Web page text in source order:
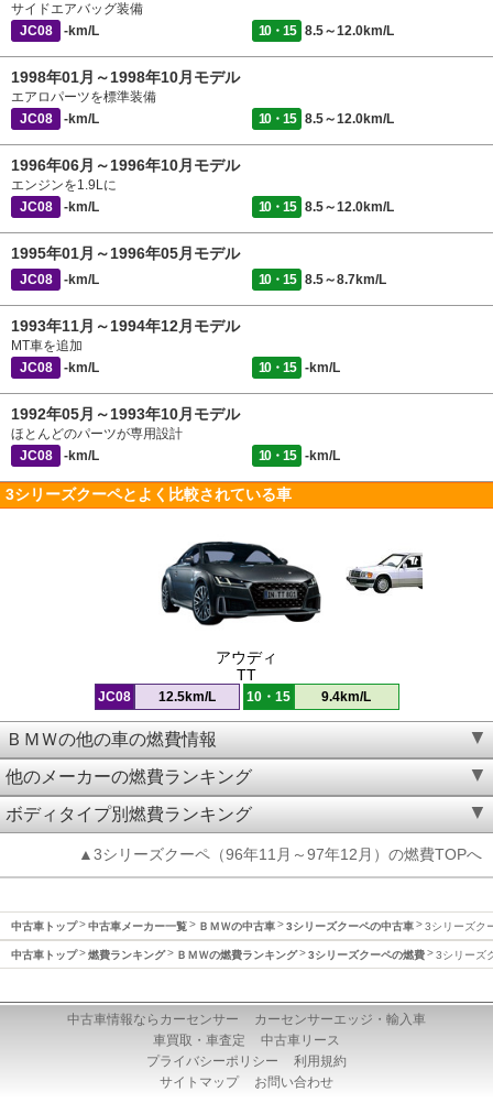
サイドエアバッグ装備
JC08
-km/L 10・15 8.5～12.0km/L
1998年01月～1998年10月モデル
エアロパーツを標準装備
JC08
-km/L 10・15 8.5～12.0km/L
1996年06月～1996年10月モデル
エンジンを1.9Lに
JC08
-km/L 10・15 8.5～12.0km/L
1995年01月～1996年05月モデル
JC08 -km/L 10・15 8.5～8.7km/L
1993年11月～1994年12月モデル
MT車を追加
JC08
-km/L 10・15 -km/L
1992年05月～1993年10月モデル
ほとんどのパーツが専用設計
JC08
-km/L 10・15 -km/L
3シリーズクーペとよく比較されている車
アウディ
TT
JC08 12.5km/L 10・15 9.4km/L
ＢＭＷの他の車の燃費情報
他のメーカーの燃費ランキング
ボディタイプ別燃費ランキング
▲3シリーズクーペ（96年11月～97年12月）の燃費TOPへ
中古車トップ 中古車メーカー一覧 ＢＭＷの中古車 3シリーズクーペの中古車 3シリーズク
中古車トップ 燃費ランキング ＢＭＷの燃費ランキング 3シリーズクーペの燃費 3シリーズ
中古車情報ならカーセンサー
カーセンサーエッジ・輸入車
車買取・車査定
中古車リース
プライバシーポリシー
利用規約
サイトマップ
お問い合わせ